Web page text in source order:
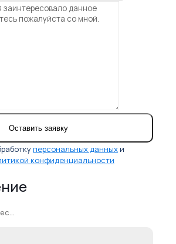
персональных данных и
конфиденциальности